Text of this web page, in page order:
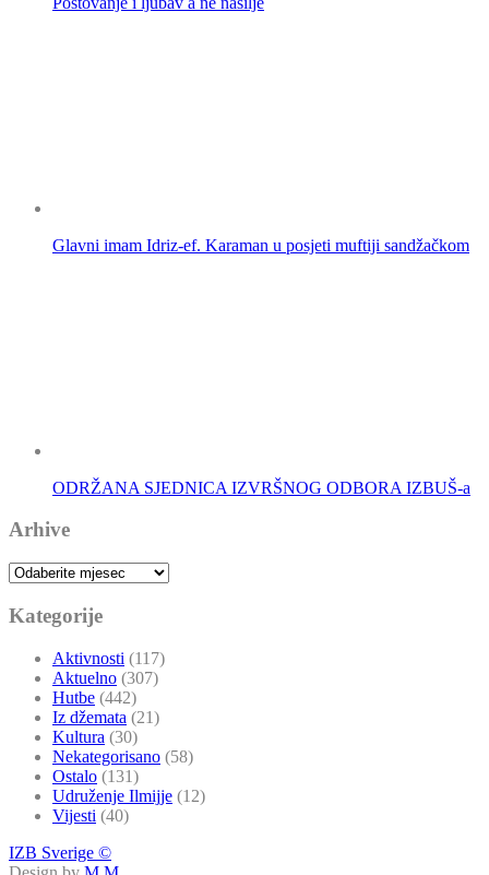
Glavni imam Idriz-ef. Karaman u posjeti muftiji sandžačkom
ODRŽANA SJEDNICA IZVRŠNOG ODBORA IZBUŠ-a
Arhive
Arhive
Kategorije
Aktivnosti (117)
Aktuelno (307)
Hutbe (442)
Iz džemata (21)
Kultura (30)
Nekategorisano (58)
Ostalo (131)
Udruženje Ilmijje (12)
Vijesti (40)
IZB Sverige ©